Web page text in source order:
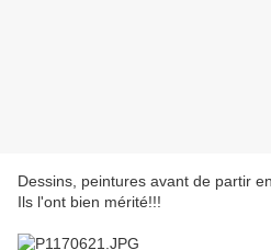
Dessins, peintures avant de partir
Ils l'ont bien mérité!!!